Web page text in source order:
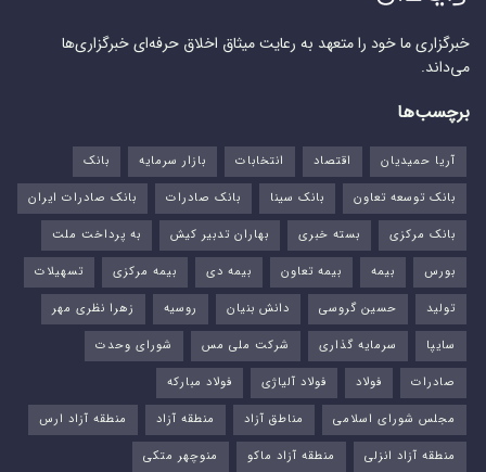
خبرگزاری ما خود را متعهد به رعایت میثاق اخلاق حرفه‌ای خبرگزاری‌ها
می‌داند.
برچسب‌ها
آریا حمیدیان اقتصاد انتخابات بازار سرمایه
بانک
بانک توسعه تعاون
بانک سینا بانک صادرات
بانک صادرات ایران
بانک مرکزی
بسته خبری بهاران تدبیر کیش
به پرداخت ملت
بورس‌
بیمه بیمه تعاون بیمه دی بیمه مرکزی
تسهیلات
تولید
حسین گروسی دانش بنیان روسیه
زهرا نظری مهر
سایپا
سرمایه گذاری شرکت ملی مس
شورای وحدت
صادرات
فولاد فولاد آلیاژی
فولاد مبارکه
مجلس شورای اسلامی
مناطق آزاد منطقه آزاد
منطقه آزاد ارس
منطقه آزاد انزلی
منطقه آزاد ماکو منوچهر متکی